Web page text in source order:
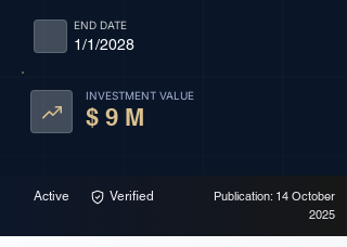
1/1/2028
END DATE
INVESTMENT VALUE
$ 9 M
Active Verified
Publication: 14 October
2025